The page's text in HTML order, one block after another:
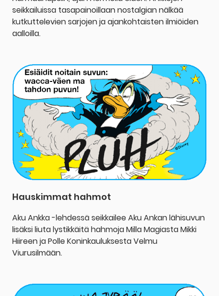
seikkailuissa tasapainoillaan nostalgian nälkää
kutkuttelevien sarjojen ja ajankohtaisten ilmiöiden
aalloilla.
Hauskimmat hahmot
Aku Ankka -lehdessä seikkailee Aku Ankan lähisuvun
lisäksi liuta lystikkäitä hahmoja Milla Magiasta Mikki
Hiireen ja Polle Koninkauluksesta Velmu
Viurusilmään.